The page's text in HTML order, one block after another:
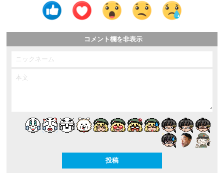
コメント欄を非表示